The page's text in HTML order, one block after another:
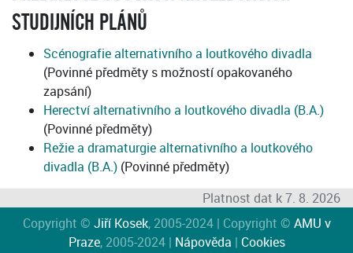
STUDIJNÍCH PLÁNŮ
Scénografie alternativního a loutkového divadla
(Povinné předměty s možností opakovaného
zapsání)
Herectví alternativního a loutkového divadla (B.A.)
(Povinné předměty)
Režie a dramaturgie alternativního a loutkového
divadla (B.A.) (Povinné předměty)
Platnost dat k 7. 8. 2026
Copyright © Jiří Kosek, 2005-2024 | Copyright © AMU v
Praze, 2005-2024 | Nápověda | Cookies